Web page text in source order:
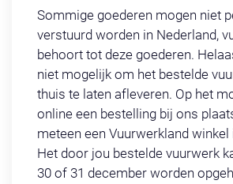
Sommige goederen mogen niet
verstuurd worden in Nederland,
behoort tot deze goederen.
niet mogelijk om het bestelde
thuis te laten afleveren. Op het
online een bestelling bij ons
meteen een Vuurwerkland
Het door jou bestelde vuurwerk
30 of 31 december worden